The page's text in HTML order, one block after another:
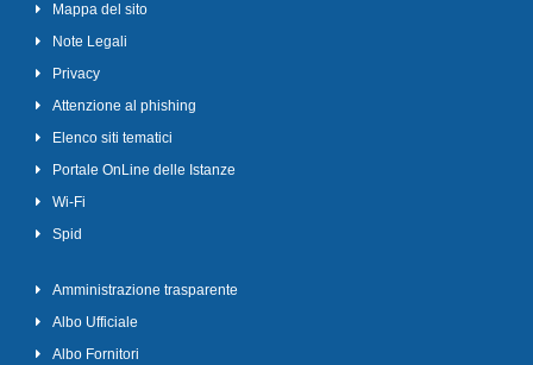
Mappa del sito
Note Legali
Privacy
Attenzione al phishing
Elenco siti tematici
Portale OnLine delle Istanze
Wi-Fi
Spid
Amministrazione trasparente
Albo Ufficiale
Albo Fornitori